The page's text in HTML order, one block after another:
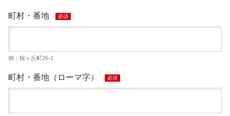
町村・番地 必須
例：桜ヶ丘町26-1
町村・番地（ローマ字） 必須